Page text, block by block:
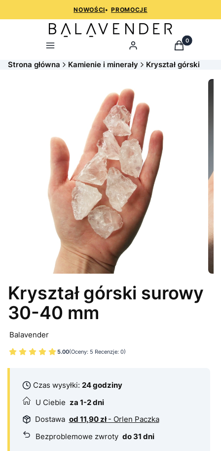
NOWOŚCI• PROMOCJE
Menu Zaloguj Produkty w
Koszyk
Strona główna Kamienie i minerały Kryształ górski
Kryształ górski surowy
30-40 mm
Balavender
5.00(Oceny: 5 Recenzje: 0)
Czas wysyłki: 24 godziny
U Ciebie za 1-2 dni
Dostawa od 11,90 zł- Orlen Paczka
Bezproblemowe zwroty do 31 dni